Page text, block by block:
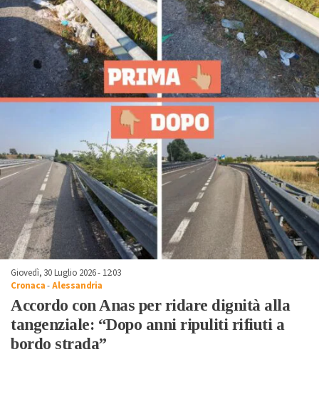
Giovedì, 30 Luglio 2026 - 12:03
Cronaca-Alessandria
Accordo con Anas per ridare dignità alla
tangenziale: “Dopo anni ripuliti rifiuti a
bordo strada”